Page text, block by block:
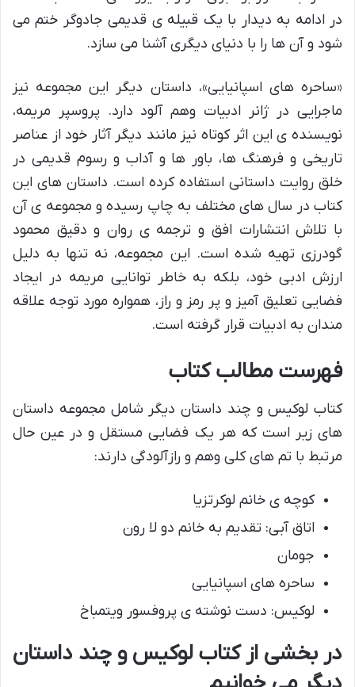
در ادامه به دیدار با یک قبیله ی قدیمی جادوگر ختم می
شود و آن ها را با دنیای دیگری آشنا می سازد.
«ساحره های اسپانیایی»، داستان دیگر این مجموعه نیز
ماجرایی در ژانر ادبیات وهم آلود دارد. پروسپر مریمه،
نویسنده ی این اثر کوتاه نیز مانند دیگر آثار خود از عناصر
تاریخی و فرهنگ ها، باور ها و آداب و رسوم قدیمی در
خلق روایت داستانی استفاده کرده است. داستان های این
کتاب در سال های مختلف به چاپ رسیده و مجموعه ی آن
با تلاش انتشارات افق و ترجمه ی روان و دقیق محمود
گودرزی تهیه شده است. این مجموعه، نه تنها به دلیل
ارزش ادبی خود، بلکه به خاطر توانایی مریمه در ایجاد
فضایی تعلیق آمیز و پر رمز و راز، همواره مورد توجه علاقه
مندان به ادبیات قرار گرفته است.
فهرست مطالب کتاب
کتاب لوکیس و چند داستان دیگر شامل مجموعه داستان
های زیر است که هر یک فضایی مستقل و در عین حال
مرتبط با تم های کلی وهم و رازآلودگی دارند:
کوچه ی خانم لوکرتزیا
اتاق آبی: تقدیم به خانم دو لا رون
جومان
ساحره های اسپانیایی
لوکیس: دست نوشته ی پروفسور ویتمباخ
در بخشی از کتاب لوکیس و چند داستان